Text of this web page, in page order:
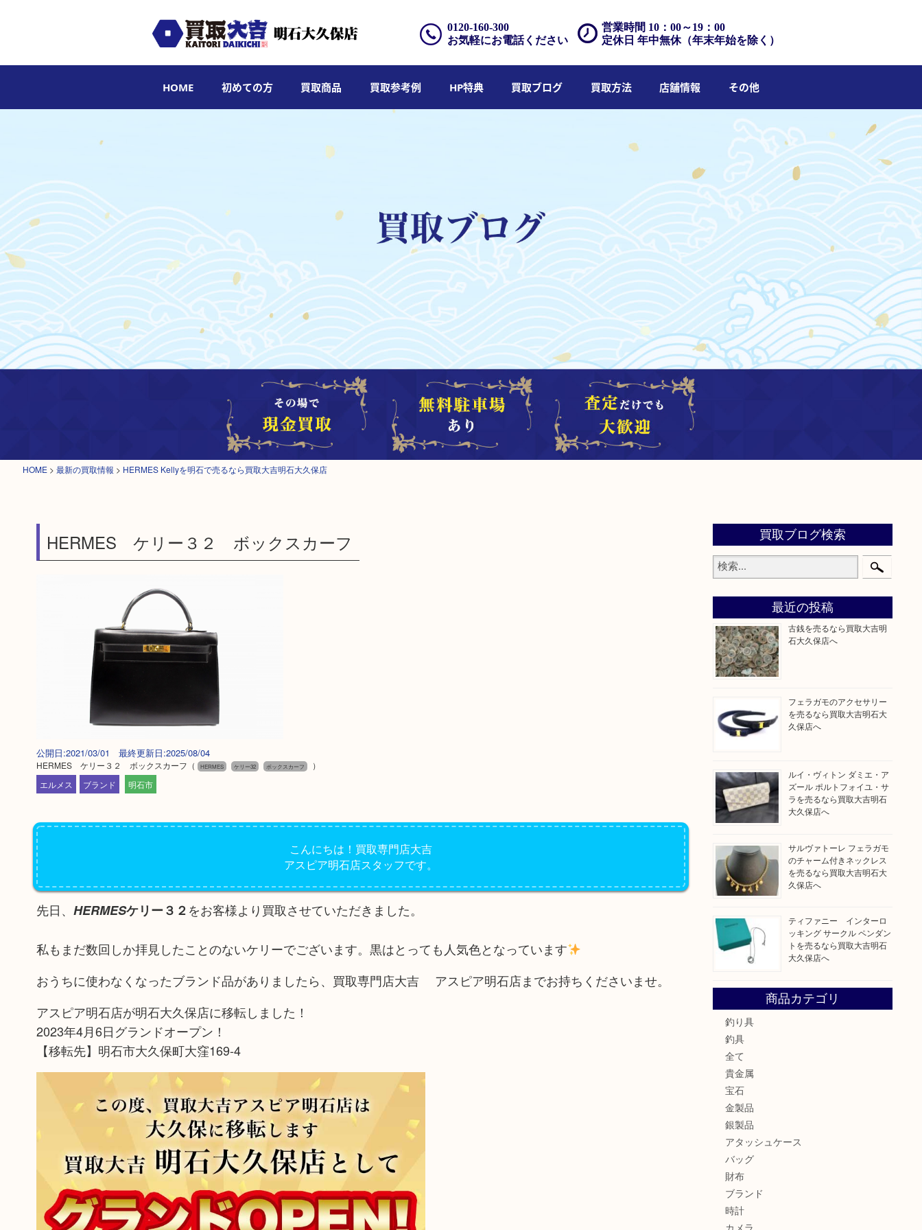
営業時間 10：00～19：00
定休日 年中無休（年末年始を除く）
0120-160-300
お気軽にお電話ください
HOME 初めての方 買取商品 買取参考例 HP特典 買取ブログ 買取方法 店舗情報 その他
HOME > 最新の買取情報 > HERMES Kellyを明石で売るなら買取大吉明石大久保店
HERMES ケリー３２ ボックスカーフ
公開日:2021/03/01 最終更新日:2025/08/04
HERMES ケリー３２ ボックスカーフ （ HERMES ケリー32 ボックスカーフ
）
エルメス
ブランド 明石市
こんにちは！買取専門店大吉
アスピア明石店スタッフです。
先日、 HERMESケリー３２をお客様より買取させていただきました。
私もまだ数回しか拝見したことのないケリーでございます。黒はとっても人気色となっています
おうちに使わなくなったブランド品がありましたら、買取専門店大吉 アスピア明石店までお持ちくださいませ。
アスピア明石店が明石大久保店に移転しました！
2023年4月6日グランドオープン！
【移転先】明石市大久保町大窪169-4
買取ブログ検索
最近の投稿
古銭を売るなら買取大吉明
石大久保店へ
フェラガモのアクセサリー
を売るなら買取大吉明石大
久保店へ
ルイ・ヴィトン ダミエ・ア
ズール ポルトフォイユ・サ
ラを売るなら買取大吉明石
大久保店へ
サルヴァトーレ フェラガモ
のチャーム付きネックレス
を売るなら買取大吉明石大
久保店へ
ティファニー インターロ
ッキング サークル ペンダン
トを売るなら買取大吉明石
大久保店へ
商品カテゴリ
釣り具
釣具
全て
貴金属
宝石
金製品
銀製品
アタッシュケース
バッグ
財布
ブランド
時計
カメラ